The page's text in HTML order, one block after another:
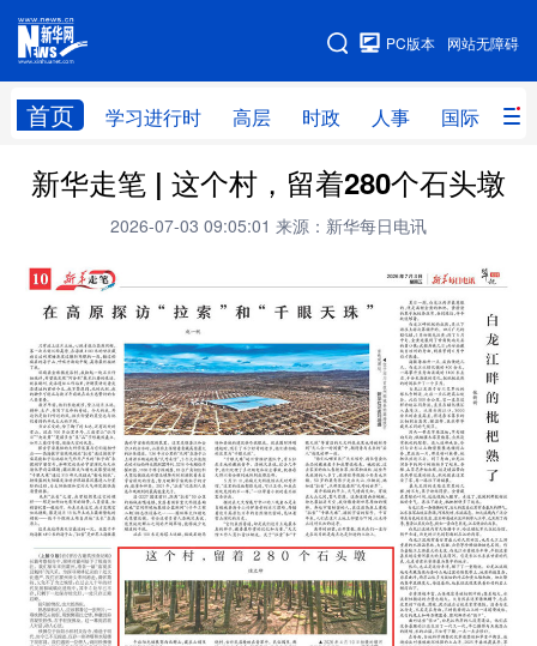
网站无障碍
PC版本
首页 学习进行时 高层 时政 人事 国际 财
网站地图
学习进行时 高层 时政 人事
财经 网评
台湾 思客智库 全球连线 教育
科创 体育
文化 书画 健康 军事
访谈 视频 图片 政务
法律 中央文件 金融 汽车
食品 人居 信息化 数字经济
学术中国 乡村振兴 银龄 溯源中国
城市 旅游 能源 会展
新华走笔 | 这个村，留着280个石头墩
2026-07-03 09:05:01 来源：新华每日电讯